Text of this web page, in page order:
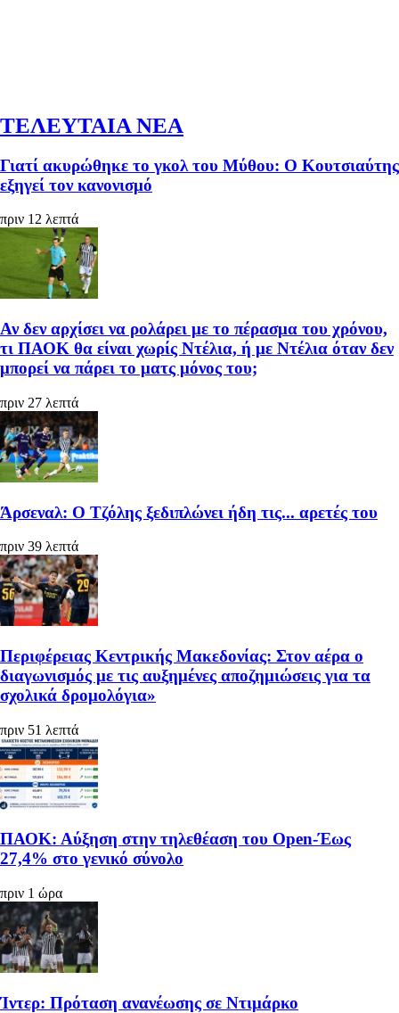
ΤΕΛΕΥΤΑΙΑ ΝΕΑ
Γιατί ακυρώθηκε το γκολ του Μύθου: Ο Κουτσιαύτης
εξηγεί τον κανονισμό
πριν 12 λεπτά
Αν δεν αρχίσει να ρολάρει με το πέρασμα του χρόνου,
τι ΠΑΟΚ θα είναι χωρίς Ντέλια, ή με Ντέλια όταν δεν
μπορεί να πάρει το ματς μόνος του;
πριν 27 λεπτά
Άρσεναλ: Ο Τζόλης ξεδιπλώνει ήδη τις... αρετές του
πριν 39 λεπτά
Περιφέρειας Κεντρικής Μακεδονίας: Στον αέρα ο
διαγωνισμός με τις αυξημένες αποζημιώσεις για τα
σχολικά δρομολόγια»
πριν 51 λεπτά
ΠΑΟΚ: Αύξηση στην τηλεθέαση του Open-Έως
27,4% στο γενικό σύνολο
πριν 1 ώρα
Ίντερ: Πρόταση ανανέωσης σε Ντιμάρκο